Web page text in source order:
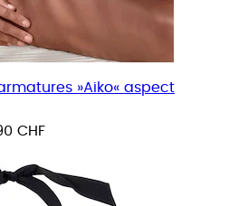
»Aiko« aspect
CHF